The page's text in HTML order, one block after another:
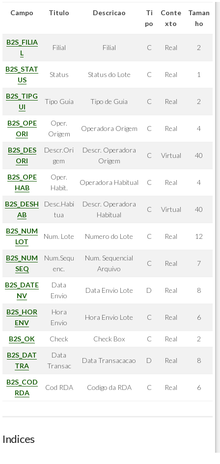
Campo Titulo Descricao
Ti
po
Conte
xto
Taman
ho
B2S_FILIA
L
Filial Filial C Real 2
B2S_STAT
US
Status Status do Lote C Real 1
B2S_TIPG
UI
Tipo Guia Tipo de Guia C Real 2
B2S_OPE
ORI
Oper.
Origem
Operadora Origem C Real 4
B2S_DES
ORI
Descr.Ori
gem
Descr. Operadora
Origem
C Virtual 40
B2S_OPE
HAB
Oper.
Habit.
Operadora Habitual C Real 4
B2S_DESH
AB
Desc.Habi
tua
Descr. Operadora
Habitual
C Virtual 40
B2S_NUM
LOT
Num. Lote Numero do Lote C Real 12
B2S_NUM
SEQ
Num.Sequ
enc.
Num. Sequencial
Arquivo
C Real 7
B2S_DATE
NV
Data
Envio
Data Envio Lote D Real 8
B2S_HOR
ENV
Hora
Envio
Hora Envio Lote C Real 6
B2S_OK Check Check Box C Real
2
B2S_DAT
TRA
Data
Transac
Data Transacacao D Real 8
B2S_COD
RDA
Cod RDA Codigo da RDA C Real 6
Indices